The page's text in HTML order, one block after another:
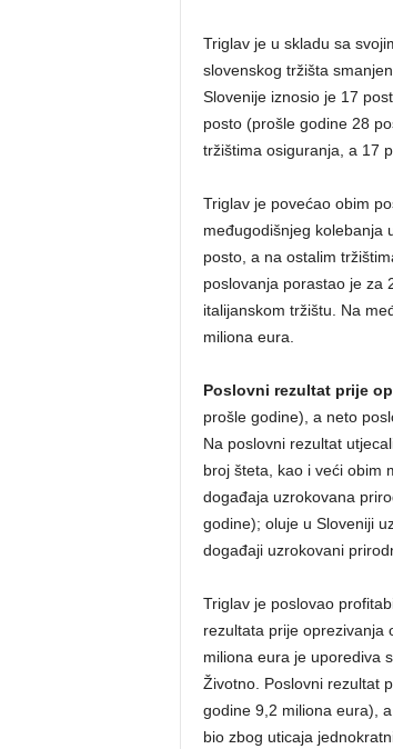
Triglav je u skladu sa
slovenskog tržišta
Slovenije iznosio je 17
posto (prošle godine 28
tržištima osiguranja, a 17
Triglav je povećao obim
međugodišnjeg kolebanja
posto, a na ostalim
poslovanja porastao je za
italijanskom tržištu. Na
miliona eura.
Poslovni rezultat prije
prošle godine), a neto
Na poslovni rezultat
broj šteta, kao i veći obim
događaja uzrokovana
godine); oluje u Sloveniji
događaji uzrokovani
Triglav je poslovao
rezultata prije oprezivanja
miliona eura je uporediva
Životno. Poslovni rezultat
godine 9,2 miliona eura),
bio zbog uticaja